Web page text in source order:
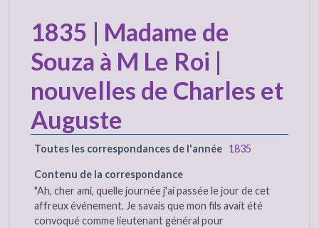
1835 | Madame de
Souza à M Le Roi |
nouvelles de Charles et
Auguste
Toutes les correspondances de l'année 1835
Contenu de la correspondance
"Ah, cher ami, quelle journée j'ai passée le jour de cet
affreux événement. Je savais que mon fils avait été
convoqué comme lieutenant général pour